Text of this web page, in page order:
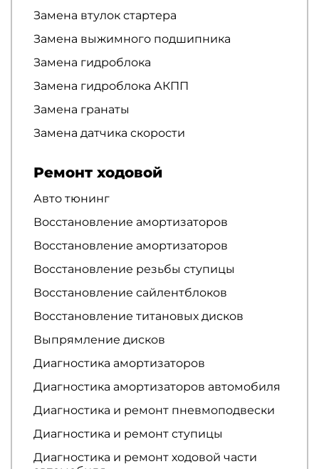
Замена втулок стартера
Замена выжимного подшипника
Замена гидроблока
Замена гидроблока АКПП
Замена гранаты
Замена датчика скорости
Ремонт ходовой
Авто тюнинг
Восстановление амортизаторов
Восстановление амортизаторов
Восстановление резьбы ступицы
Восстановление сайлентблоков
Восстановление титановых дисков
Выпрямление дисков
Диагностика амортизаторов
Диагностика амортизаторов автомобиля
Диагностика и ремонт пневмоподвески
Диагностика и ремонт ступицы
Диагностика и ремонт ходовой части